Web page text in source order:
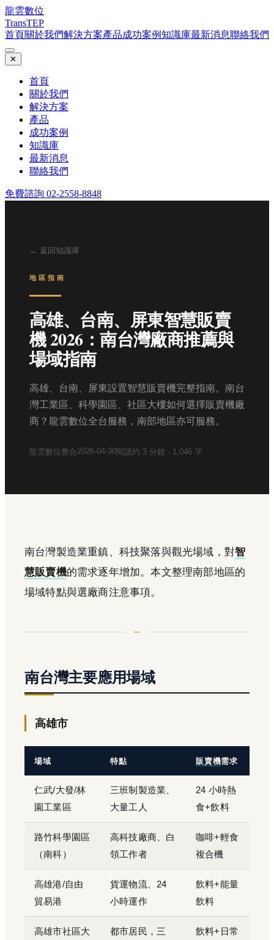
龍雲數位
TransTEP
首頁關於我們解決方案產品成功案例知識庫最新消息聯絡我們
✕
首頁
關於我們
解決方案
產品
成功案例
知識庫
最新消息
聯絡我們
免費諮詢 02-2558-8848
← 返回知識庫
地區指南
高雄、台南、屏東智慧販賣
機 2026：南台灣廠商推薦與
場域指南
高雄、台南、屏東設置智慧販賣機完整指南。南台
灣工業區、科學園區、社區大樓如何選擇販賣機廠
商？龍雲數位全台服務，南部地區亦可服務。
龍雲數位整合2026-04-30閱讀約 3 分鐘 · 1,046 字
南台灣製造業重鎮、科技聚落與觀光場域，對智
慧販賣機的需求逐年增加。本文整理南部地區的
場域特點與選廠商注意事項。
南台灣主要應用場域
高雄市
場域 特點 販賣機需求
仁武/大發/林
園工業區
三班制製造業、
大量工人
24 小時熱
食+飲料
路竹科學園區
（南科）
高科技廠商、白
領工作者
咖啡+輕食
複合機
高雄港/自由
貿易港
貨運物流、24
小時運作
飲料+能量
飲料
高雄市社區大
都市居民，三
飲料+日常